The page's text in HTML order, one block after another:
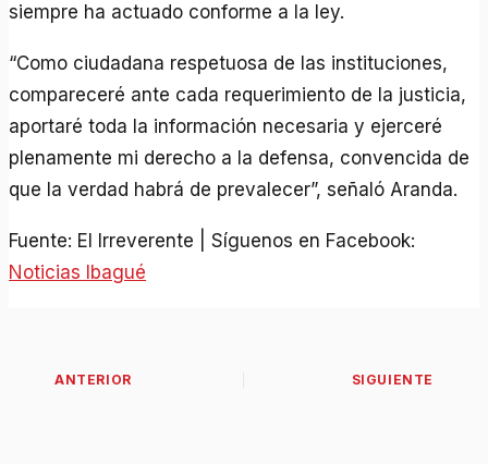
siempre ha actuado conforme a la ley.
“Como ciudadana respetuosa de las instituciones,
compareceré ante cada requerimiento de la justicia,
aportaré toda la información necesaria y ejerceré
plenamente mi derecho a la defensa, convencida de
que la verdad habrá de prevalecer”, señaló Aranda.
Fuente: El Irreverente | Síguenos en Facebook:
Noticias Ibagué